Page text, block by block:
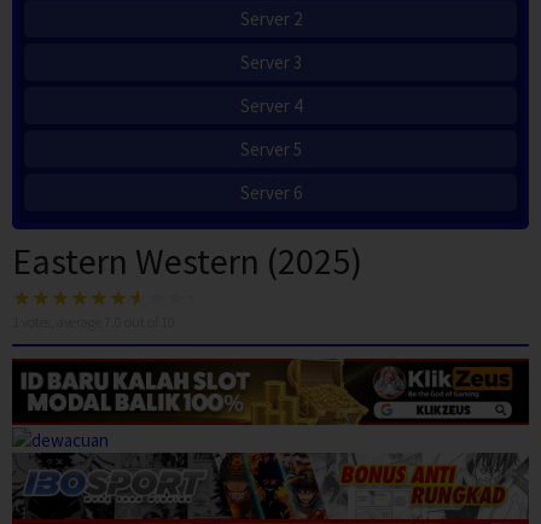
Server 2
Server 3
Server 4
Server 5
Server 6
Eastern Western (2025)